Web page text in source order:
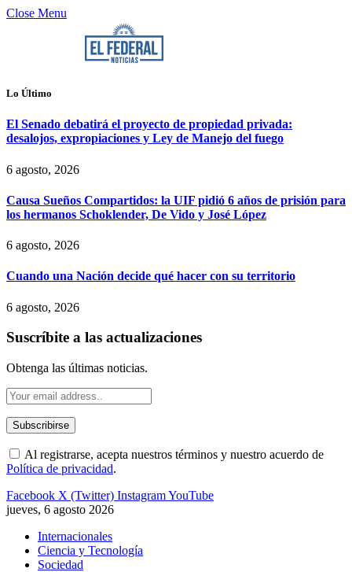
Close Menu
Lo Último
El Senado debatirá el proyecto de propiedad privada:
desalojos, expropiaciones y Ley de Manejo del fuego
6 agosto, 2026
Causa Sueños Compartidos: la UIF pidió 6 años de prisión para
los hermanos Schoklender, De Vido y José López
6 agosto, 2026
Cuando una Nación decide qué hacer con su territorio
6 agosto, 2026
Suscríbite a las actualizaciones
Obtenga las últimas noticias.
Al registrarse, acepta nuestros términos y nuestro acuerdo de
Política de privacidad.
Facebook X (Twitter) InstagramYouTube
jueves, 6 agosto 2026
Internacionales
Ciencia y Tecnología
Sociedad